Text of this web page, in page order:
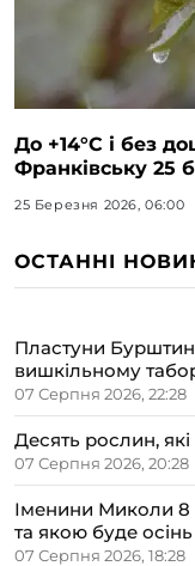
До +14°C і без
Франківську 25
25 Березня 2026, 06:00
ОСТАННІ
Пластуни
вишкільному
07 Серпня 2026, 22:28
Десять рослин,
07 Серпня 2026, 20:28
Іменини Миколи 8
та якою буде
07 Серпня 2026, 18:28